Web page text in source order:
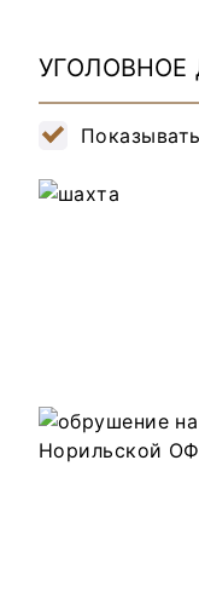
УГОЛОВНОЕ